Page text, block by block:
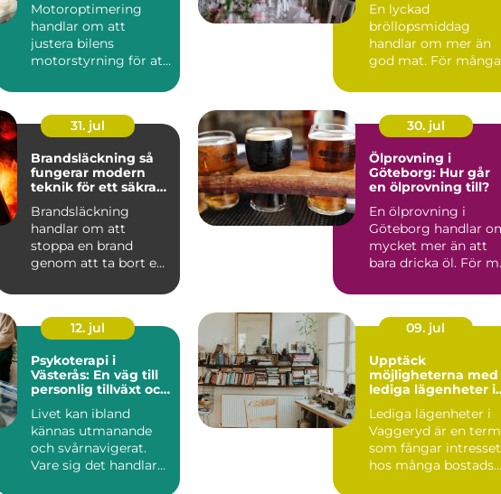
Motoroptimering
handlar om att
justera bilens
motorstyrning för att
gasrespons ...
bröllopsmiddag
En lyckad
bröllopsmiddag
handlar om mer än
god mat. För många
31. jul
Brandsläckning så
fungerar modern
teknik för ett säkrare
Brandsläckning
handlar om att
stoppa en brand
genom att ta bort en
förutsättningarna ...
30. jul
Ölprovning i
Göteborg: Hur går
en ölprovning till?
En ölprovning i
Göteborg handlar
mycket mer än att
bara dricka öl. För
12. jul
Psykoterapi i
Västerås: En väg till
personlig tillväxt och
Livet kan ibland
kännas utmanande
och svårnavigerat.
Vare sig det handlar
09. jul
Upptäck
möjligheterna med
lediga lägenheter i
Lediga lägenheter i
Vaggeryd är en term
som fångar intresset
hos många bostads...